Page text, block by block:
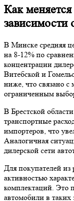
Как
зависимости
В Минске средняя
на 8-12% по
концентрации
Витебской и
ниже, что связано
ограниченным
В Брестской
транспортные
импортеров, что
Аналогичная
дилерской сети
Для покупателей
активностью
комплектаций. Это
автомобили в